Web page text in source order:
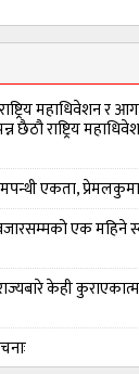
महाधिवेशन र
छैठौ राष्ट्रिय
एकता,
एक
केही